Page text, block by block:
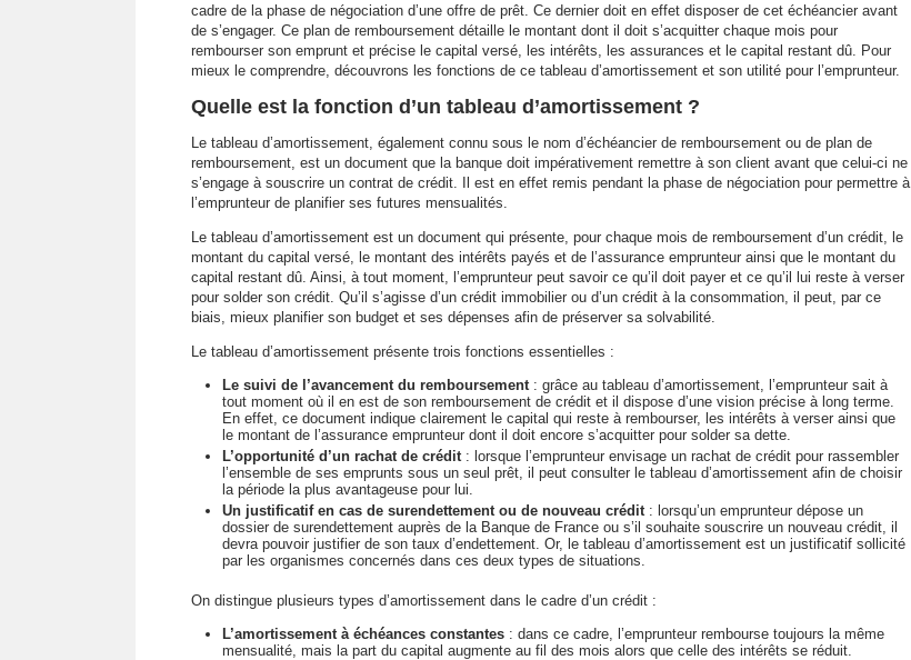
cadre de la phase de négociation d’une offre de prêt. Ce dernier doit en effet disposer de cet échéancier avant
de s’engager. Ce plan de remboursement détaille le montant dont il doit s’acquitter chaque mois pour
rembourser son emprunt et précise le capital versé, les intérêts, les assurances et le capital restant dû. Pour
mieux le comprendre, découvrons les fonctions de ce tableau d’amortissement et son utilité pour l’emprunteur.
Quelle est la fonction d’un tableau d’amortissement ?
Le tableau d’amortissement, également connu sous le nom d’échéancier de remboursement ou de plan de
remboursement, est un document que la banque doit impérativement remettre à son client avant que celui-ci ne
s’engage à souscrire un contrat de crédit. Il est en effet remis pendant la phase de négociation pour permettre à
l’emprunteur de planifier ses futures mensualités.
Le tableau d’amortissement est un document qui présente, pour chaque mois de remboursement d’un crédit, le
montant du capital versé, le montant des intérêts payés et de l’assurance emprunteur ainsi que le montant du
capital restant dû. Ainsi, à tout moment, l’emprunteur peut savoir ce qu’il doit payer et ce qu’il lui reste à verser
pour solder son crédit. Qu’il s’agisse d’un crédit immobilier ou d’un crédit à la consommation, il peut, par ce
biais, mieux planifier son budget et ses dépenses afin de préserver sa solvabilité.
Le tableau d’amortissement présente trois fonctions essentielles :
Le suivi de l’avancement du remboursement: grâce au tableau d’amortissement, l’emprunteur sait à
tout moment où il en est de son remboursement de crédit et il dispose d’une vision précise à long terme.
En effet, ce document indique clairement le capital qui reste à rembourser, les intérêts à verser ainsi que
le montant de l’assurance emprunteur dont il doit encore s’acquitter pour solder sa dette.
L’opportunité d’un rachat de crédit: lorsque l’emprunteur envisage un rachat de crédit pour rassembler
l’ensemble de ses emprunts sous un seul prêt, il peut consulter le tableau d’amortissement afin de choisir
la période la plus avantageuse pour lui.
Un justificatif en cas de surendettement ou de nouveau crédit: lorsqu’un emprunteur dépose un
dossier de surendettement auprès de la Banque de France ou s’il souhaite souscrire un nouveau crédit, il
devra pouvoir justifier de son taux d’endettement. Or, le tableau d’amortissement est un justificatif sollicité
par les organismes concernés dans ces deux types de situations.
On distingue plusieurs types d’amortissement dans le cadre d’un crédit :
L’amortissement à échéances constantes : dans ce cadre, l’emprunteur rembourse toujours la même
mensualité, mais la part du capital augmente au fil des mois alors que celle des intérêts se réduit.